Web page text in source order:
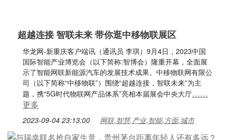
超越连接 智联未来 带你逛中移物联展区
华龙网-新重庆客户端讯（通讯员 李琪）9月4日，2023中国
国际智能产业博览会（以下简称:智博会）隆重开幕，全面展
示了智能网联新能源汽车的发展技术成果。中移物联网有限公
司（以下简称“中移物联”）围绕“超越连接，智联未来”为主
题，携“5G时代物联网产品体系”亮相本届展会中央大厅……
更多
2023-09-04 23:13:00 网联,智慧,产业,智能,方面,城市